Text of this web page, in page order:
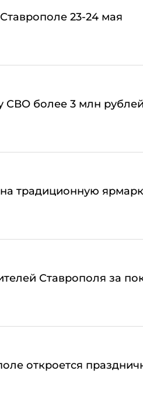
23-24 мая
СВО более 3 млн
традиционную
Ставрополя за
откроется